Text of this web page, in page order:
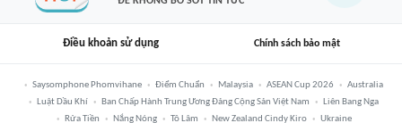
Điều khoản sử dụng Chính sách bảo mật
Saysomphone Phomvihane Điểm Chuẩn Malaysia ASEAN Cup 2026
Australia
Luật Dầu Khí
Ban Chấp Hành Trung Ương Đảng Cộng Sản Việt Nam
Liên Bang Nga
Rửa Tiền
Nắng Nóng Tô Lâm New Zealand Cindy Kiro Ukraine